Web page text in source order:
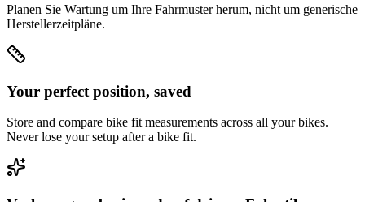
Planen Sie Wartung um Ihre Fahrmuster herum, nicht um generische
Herstellerzeitpläne.
Your perfect position, saved
Store and compare bike fit measurements across all your bikes.
Never lose your setup after a bike fit.